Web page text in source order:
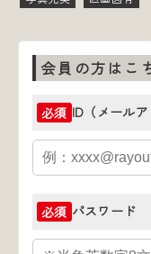
会員の方はこ
必須 ID（メールア
必須 パスワード